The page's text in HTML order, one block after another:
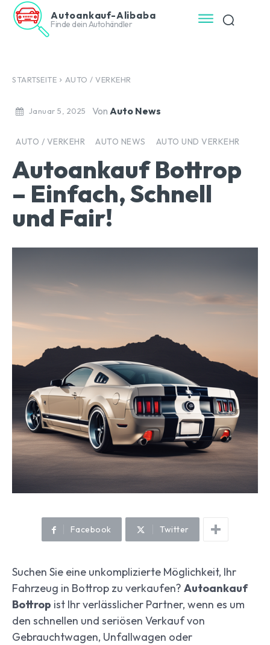
Autoankauf-Alibaba
Finde dein Autohändler
STARTSEITE AUTO / VERKEHR
Januar 5, 2025 Von Auto News
AUTO / VERKEHR AUTO NEWS AUTO UND VERKEHR
Autoankauf Bottrop
– Einfach, Schnell
und Fair!
Facebook Twitter
Suchen Sie eine unkomplizierte Möglichkeit, Ihr
Fahrzeug in Bottrop zu verkaufen? Autoankauf
Bottrop ist Ihr verlässlicher Partner, wenn es um
den schnellen und seriösen Verkauf von
Gebrauchtwagen, Unfallwagen oder